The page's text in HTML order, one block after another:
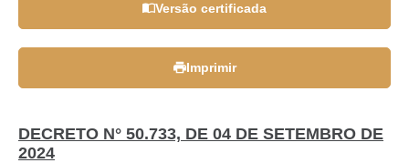
Versão certificada
Imprimir
DECRETO N° 50.733, DE 04 DE SETEMBRO DE
2024